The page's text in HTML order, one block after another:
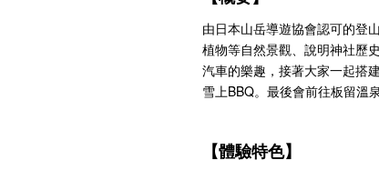
由日本山岳導遊協會認可的登
植物等自然景觀、說明神社歷
汽車的樂趣，接著大家一起搭
雪上BBQ。最後會前往板留溫
【體驗特色】